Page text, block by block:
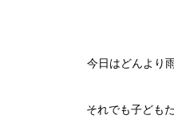
今日はどんより
それでも子ども